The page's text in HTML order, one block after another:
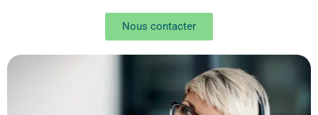
Nous contacter